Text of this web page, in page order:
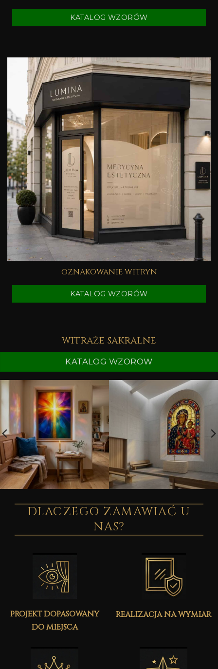
KATALOG WZORÓW
oznakowanie witryn
KATALOG WZORÓW
witraże sakralne
KATALOG WZOROW
DLACZEGO ZAMAWIAĆ U
NAS?
projekt dopasowany
do miejsca
realizacja na wymiar